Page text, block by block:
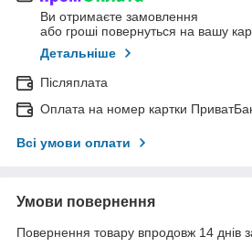
Ви отримаєте замовлення
або гроші повернуться на вашу
Детальніше
Післяплата
Оплата на номер картки
Всі умови оплати
Умови повернення
Повернення товару впродовж 14 днів